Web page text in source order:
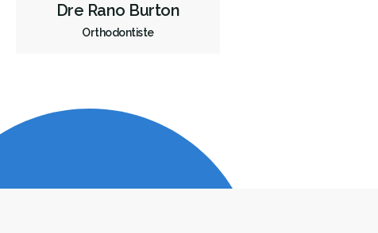
Dre Rano Burton
Orthodontiste